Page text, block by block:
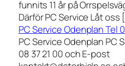
funnits 11 år på
Därför PC Service Låt oss
PC Service Odenplan Tel
PC Service Odenplan PC
08 37 21 00 och E-post